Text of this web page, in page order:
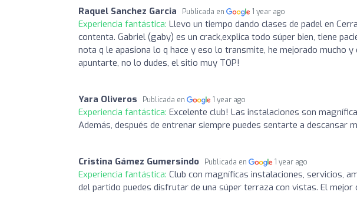
Raquel Sanchez Garcia Publicada en 1 year ago
Experiencia fantástica: Llevo un tiempo dando clases de padel en
contenta. Gabriel (gaby) es un crack,explica todo súper bien, tiene
nota q le apasiona lo q hace y eso lo transmite, he mejorado mucho
apuntarte, no lo dudes, el sitio muy TOP!
Yara Oliveros Publicada en 1 year ago
Experiencia fantástica: Excelente club! Las instalaciones son
Además, después de entrenar siempre puedes sentarte a descansar
Cristina Gámez Gumersindo Publicada en 1 year ago
Experiencia fantástica: Club con magníficas instalaciones, servicios,
del partido puedes disfrutar de una súper terraza con vistas. El mejor